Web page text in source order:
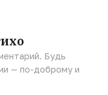
Будь
— по-доброму и